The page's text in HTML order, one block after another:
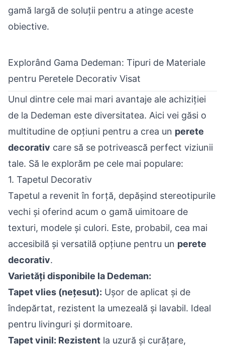
gamă largă de soluții pentru a atinge aceste
obiective.
Explorând Gama Dedeman: Tipuri de Materiale
pentru Peretele Decorativ Visat
Unul dintre cele mai mari avantaje ale achiziției
de la Dedeman este diversitatea. Aici vei găsi o
multitudine de opțiuni pentru a crea un perete
decorativ care să se potrivească perfect viziunii
tale. Să le explorăm pe cele mai populare:
1. Tapetul Decorativ
Tapetul a revenit în forță, depășind stereotipurile
vechi și oferind acum o gamă uimitoare de
texturi, modele și culori. Este, probabil, cea mai
accesibilă și versatilă opțiune pentru un perete
decorativ.
Varietăți disponibile la Dedeman:
Tapet vlies (nețesut): Ușor de aplicat și de
îndepărtat, rezistent la umezeală și lavabil. Ideal
pentru livinguri și dormitoare.
Tapet vinil: Rezistent la uzură și curățare,